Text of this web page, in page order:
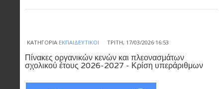
ΚΑΤΗΓΟΡΊΑ ΕΚΠΑΙΔΕΥΤΙΚΟΊ ΤΡΊΤΗ, 17/03/2026 16:53
Πίνακες οργανικών κενών και πλεονασμάτων
σχολικού έτους 2026-2027 - Κρίση υπεράριθμων